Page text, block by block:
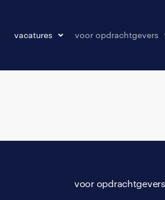
vacatures voor opdrachtgevers
voor opdrachtgevers